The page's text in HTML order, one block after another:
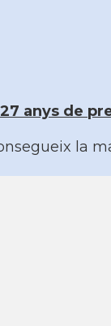
anys de
la